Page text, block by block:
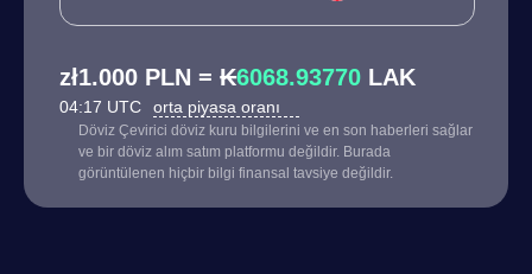
zł1.000 PLN = ₭6068.93770 LAK
04:17 UTC orta piyasa oranı
Döviz Çevirici döviz kuru bilgilerini ve en son haberleri sağlar
ve bir döviz alım satım platformu değildir. Burada
görüntülenen hiçbir bilgi finansal tavsiye değildir.